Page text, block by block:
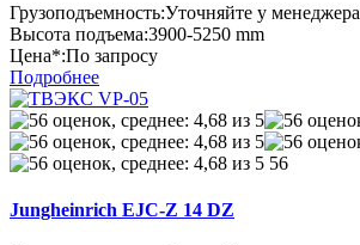
Грузоподъемность:Уточняйте у менеджера
Высота подъема:3900-5250 mm
Цена*:По запросу
Подробнее
56
Jungheinrich EJC-Z 14 DZ